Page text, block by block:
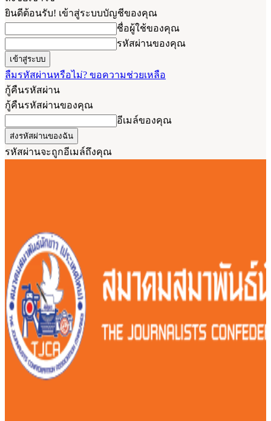
ยินดีต้อนรับ! เข้าสู่ระบบบัญชีของคุณ
ชื่อผู้ใช้ของคุณ
รหัสผ่านของคุณ
ลืมรหัสผ่านหรือไม่? ขอความช่วยเหลือ
กู้คืนรหัสผ่าน
กู้คืนรหัสผ่านของคุณ
อีเมล์ของคุณ
รหัสผ่านจะถูกอีเมล์ถึงคุณ